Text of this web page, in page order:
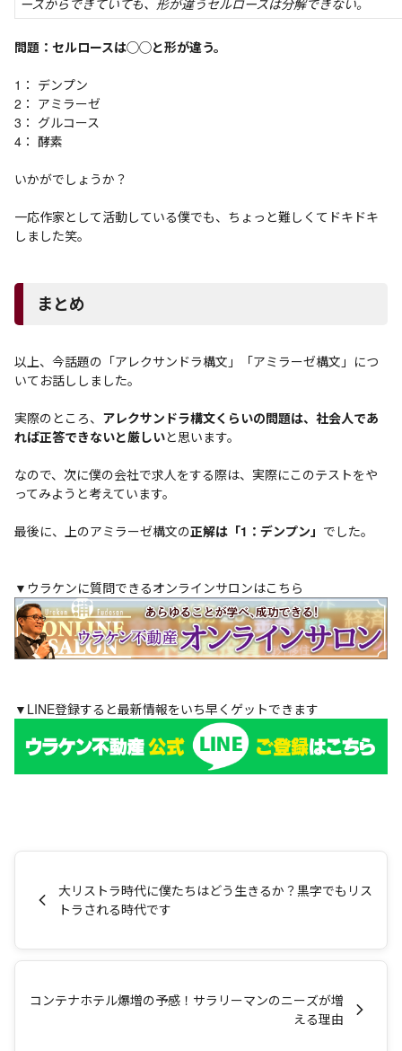
ースからできていても、形が違うセルロースは分解できない。
問題：セルロースは◯◯と形が違う。
1： デンプン
2： アミラーゼ
3： グルコース
4： 酵素
いかがでしょうか？
一応作家として活動している僕でも、ちょっと難しくてドキドキ
しました笑。
まとめ
以上、今話題の「アレクサンドラ構文」「アミラーゼ構文」につ
いてお話ししました。
実際のところ、 アレクサンドラ構文くらいの問題は、社会人であ
れば正答できないと厳しいと思います。
なので、次に僕の会社で求人をする際は、実際にこのテストをや
ってみようと考えています。
最後に、上のアミラーゼ構文の正解は「1：デンプン」 でした。
▼ウラケンに質問できるオンラインサロンはこちら
▼LINE登録すると最新情報をいち早くゲットできます
大リストラ時代に僕たちはどう生きるか？黒字でもリス
トラされる時代です
コンテナホテル爆増の予感！サラリーマンのニーズが増
える理由